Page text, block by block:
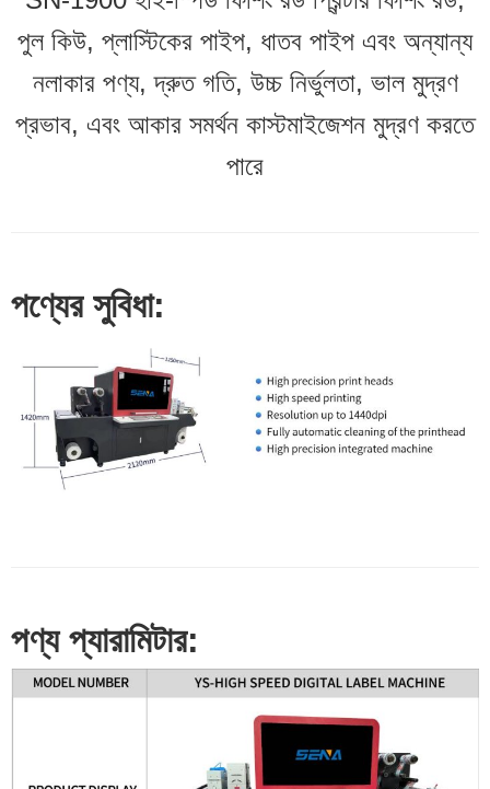
পুল কিউ, প্লাস্টিকের পাইপ, ধাতব পাইপ এবং অন্যান্য
নলাকার পণ্য, দ্রুত গতি, উচ্চ নির্ভুলতা, ভাল মুদ্রণ
প্রভাব, এবং আকার সমর্থন কাস্টমাইজেশন মুদ্রণ করতে
পারে
পণ্যের সুবিধা:
পণ্য প্যারামিটার: